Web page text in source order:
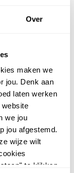
Over
maken we
jou. Denk aan
laten werken
we jou
jou afgestemd.
wijze wilt
te klikken.